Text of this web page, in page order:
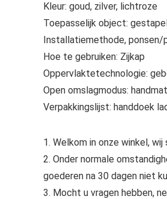
Kleur: goud, zilver, lichtroze
Toepasselijk object:
Installatiemethode, ponsen/
Hoe te gebruiken: Zijkap
Oppervlaktetechnologie:
Open omslagmodus:
Verpakkingslijst: handdoek
1. Welkom in onze winkel,
2. Onder normale
goederen na 30 dagen niet
3. Mocht u vragen hebben,